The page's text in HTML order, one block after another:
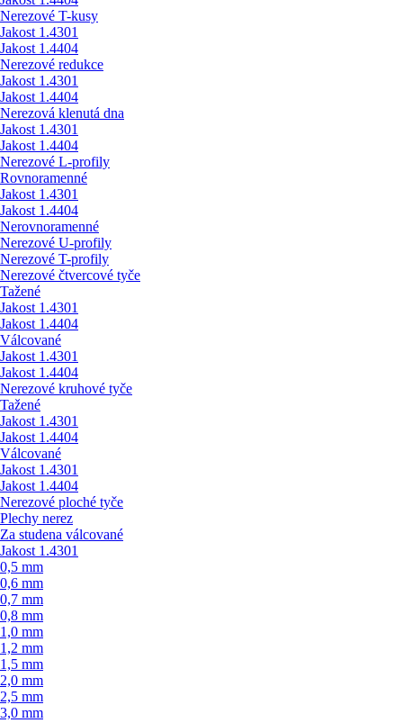
Nerezové T-kusy
Jakost 1.4301
Jakost 1.4404
Nerezové redukce
Jakost 1.4301
Jakost 1.4404
Nerezová klenutá dna
Jakost 1.4301
Jakost 1.4404
Nerezové L-profily
Rovnoramenné
Jakost 1.4301
Jakost 1.4404
Nerovnoramenné
Nerezové U-profily
Nerezové T-profily
Nerezové čtvercové tyče
Tažené
Jakost 1.4301
Jakost 1.4404
Válcované
Jakost 1.4301
Jakost 1.4404
Nerezové kruhové tyče
Tažené
Jakost 1.4301
Jakost 1.4404
Válcované
Jakost 1.4301
Jakost 1.4404
Nerezové ploché tyče
Plechy nerez
Za studena válcované
Jakost 1.4301
0,5 mm
0,6 mm
0,7 mm
0,8 mm
1,0 mm
1,2 mm
1,5 mm
2,0 mm
2,5 mm
3,0 mm